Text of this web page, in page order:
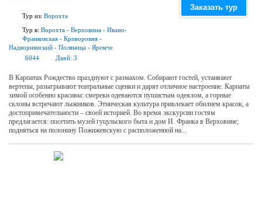
Тур из: Ворохта
Тур в: Ворохта - Верховина - Ивано-
Франковская - Криворовня -
Надворнянский - Поляница - Яремче
6044
Дней: 3
Заказать тур
В Карпатах Рождество празднуют с размахом. Собирают гостей, устаивают
вертепы, разыгрывают театральные сценки и дарят отличное настроение. Карпаты
зимой особенно красивы: смереки одеваются пушистым одеялом, а горные
склоны встречают лыжников. Этническая культура привлекает обилием красок, а
достопримечательности – своей историей. Во время экскурсии гостям
предлагается: посетить музей гуцульского быта и дом И. Франка в Верховине;
подняться на полонину Пожижевскую с расположенной на...